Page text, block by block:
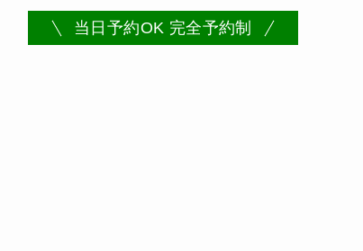
当日予約OK 完全予約制